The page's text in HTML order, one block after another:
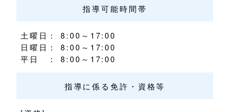
指導可能時間帯
土曜日： 8:00～17:00
日曜日： 8:00～17:00
平日 ： 8:00～17:00
指導に係る免許・資格等